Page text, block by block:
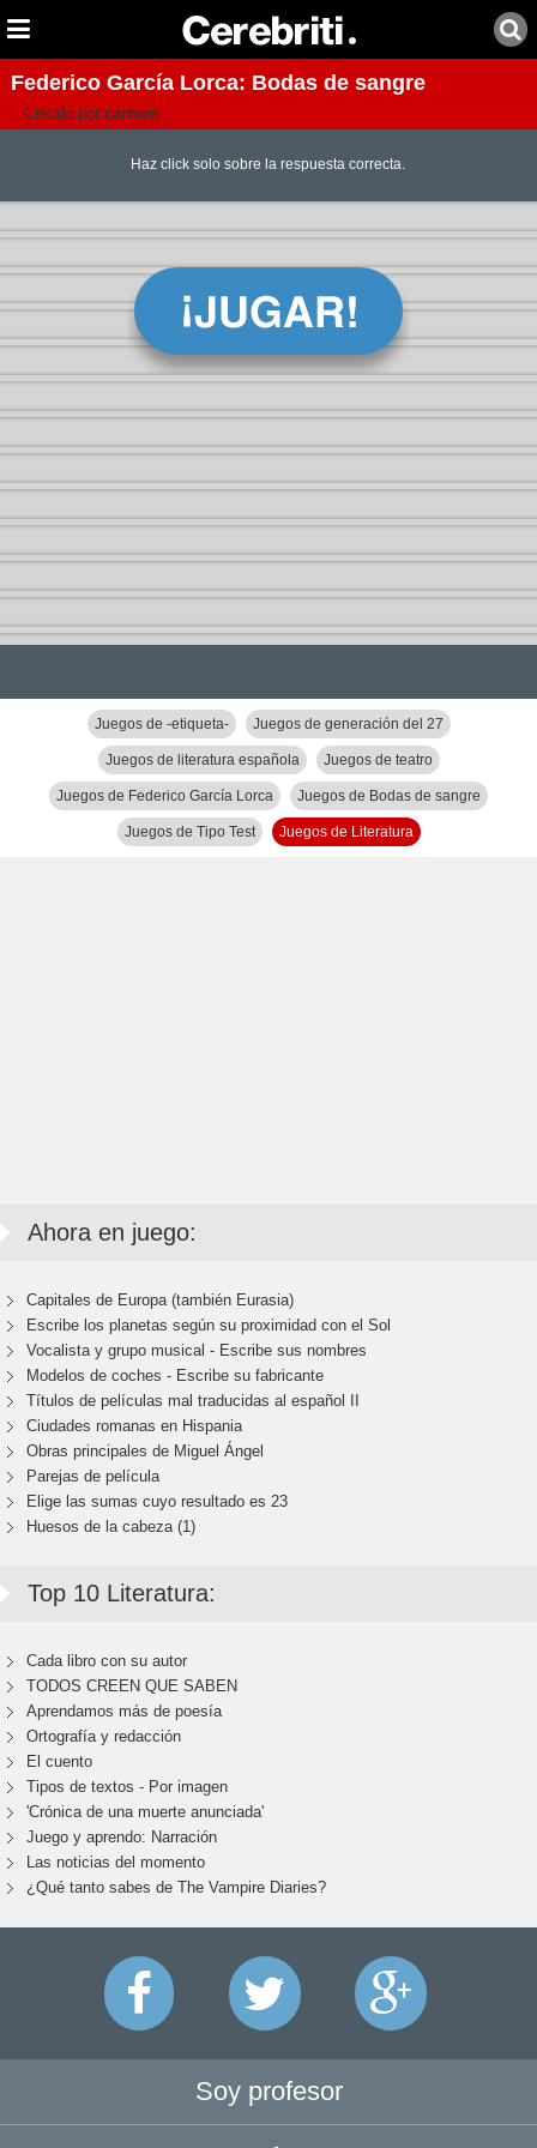
Federico García Lorca: Bodas de sangre
Creado por:carmen
Haz click solo sobre la respuesta correcta.
Juegos de -etiqueta- Juegos de generación del 27
Juegos de literatura española Juegos de teatro
Juegos de Federico García Lorca Juegos de Bodas de sangre
Juegos de Tipo Test Juegos de Literatura
Ahora en juego:
Capitales de Europa (también Eurasia)
Escribe los planetas según su proximidad con el Sol
Vocalista y grupo musical - Escribe sus nombres
Modelos de coches - Escribe su fabricante
Títulos de películas mal traducidas al español II
Ciudades romanas en Hispania
Obras principales de Miguel Ángel
Parejas de película
Elige las sumas cuyo resultado es 23
Huesos de la cabeza (1)
Top 10 Literatura:
Cada libro con su autor
TODOS CREEN QUE SABEN
Aprendamos más de poesía
Ortografía y redacción
El cuento
Tipos de textos - Por imagen
'Crónica de una muerte anunciada'
Juego y aprendo: Narración
Las noticias del momento
¿Qué tanto sabes de The Vampire Diaries?
Soy profesor